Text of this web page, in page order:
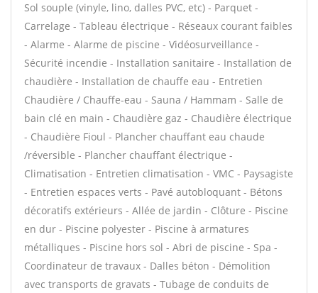
Sol souple (vinyle, lino, dalles PVC, etc) - Parquet -
Carrelage - Tableau électrique - Réseaux courant faibles
- Alarme - Alarme de piscine - Vidéosurveillance -
Sécurité incendie - Installation sanitaire - Installation de
chaudière - Installation de chauffe eau - Entretien
Chaudière / Chauffe-eau - Sauna / Hammam - Salle de
bain clé en main - Chaudière gaz - Chaudière électrique
- Chaudière Fioul - Plancher chauffant eau chaude
/réversible - Plancher chauffant électrique -
Climatisation - Entretien climatisation - VMC - Paysagiste
- Entretien espaces verts - Pavé autobloquant - Bétons
décoratifs extérieurs - Allée de jardin - Clôture - Piscine
en dur - Piscine polyester - Piscine à armatures
métalliques - Piscine hors sol - Abri de piscine - Spa -
Coordinateur de travaux - Dalles béton - Démolition
avec transports de gravats - Tubage de conduits de